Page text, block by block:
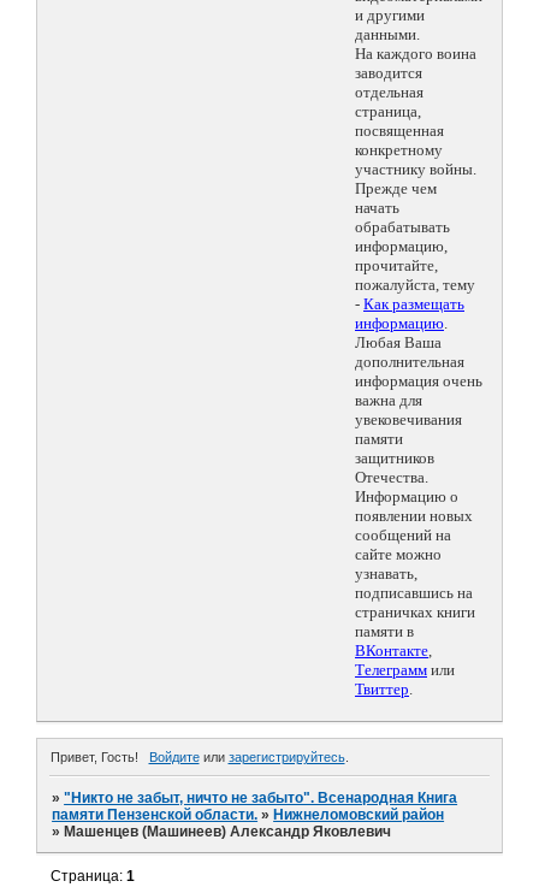
и другими
данными.
На каждого воина
заводится
отдельная
страница,
посвященная
конкретному
участнику войны.
Прежде чем
начать
обрабатывать
информацию,
прочитайте,
пожалуйста, тему
- Как размещать
информацию.
Любая Ваша
дополнительная
информация очень
важна для
увековечивания
памяти
защитников
Отечества.
Информацию о
появлении новых
сообщений на
сайте можно
узнавать,
подписавшись на
страничках книги
памяти в
ВКонтакте,
Телеграмм или
Твиттер.
Привет, Гость! Войдитеили зарегистрируйтесь.
»"Никто не забыт, ничто не забыто". Всенародная Книга
памяти Пензенской области. » Нижнеломовский район
» Машенцев (Машинеев) Александр Яковлевич
Страница:1